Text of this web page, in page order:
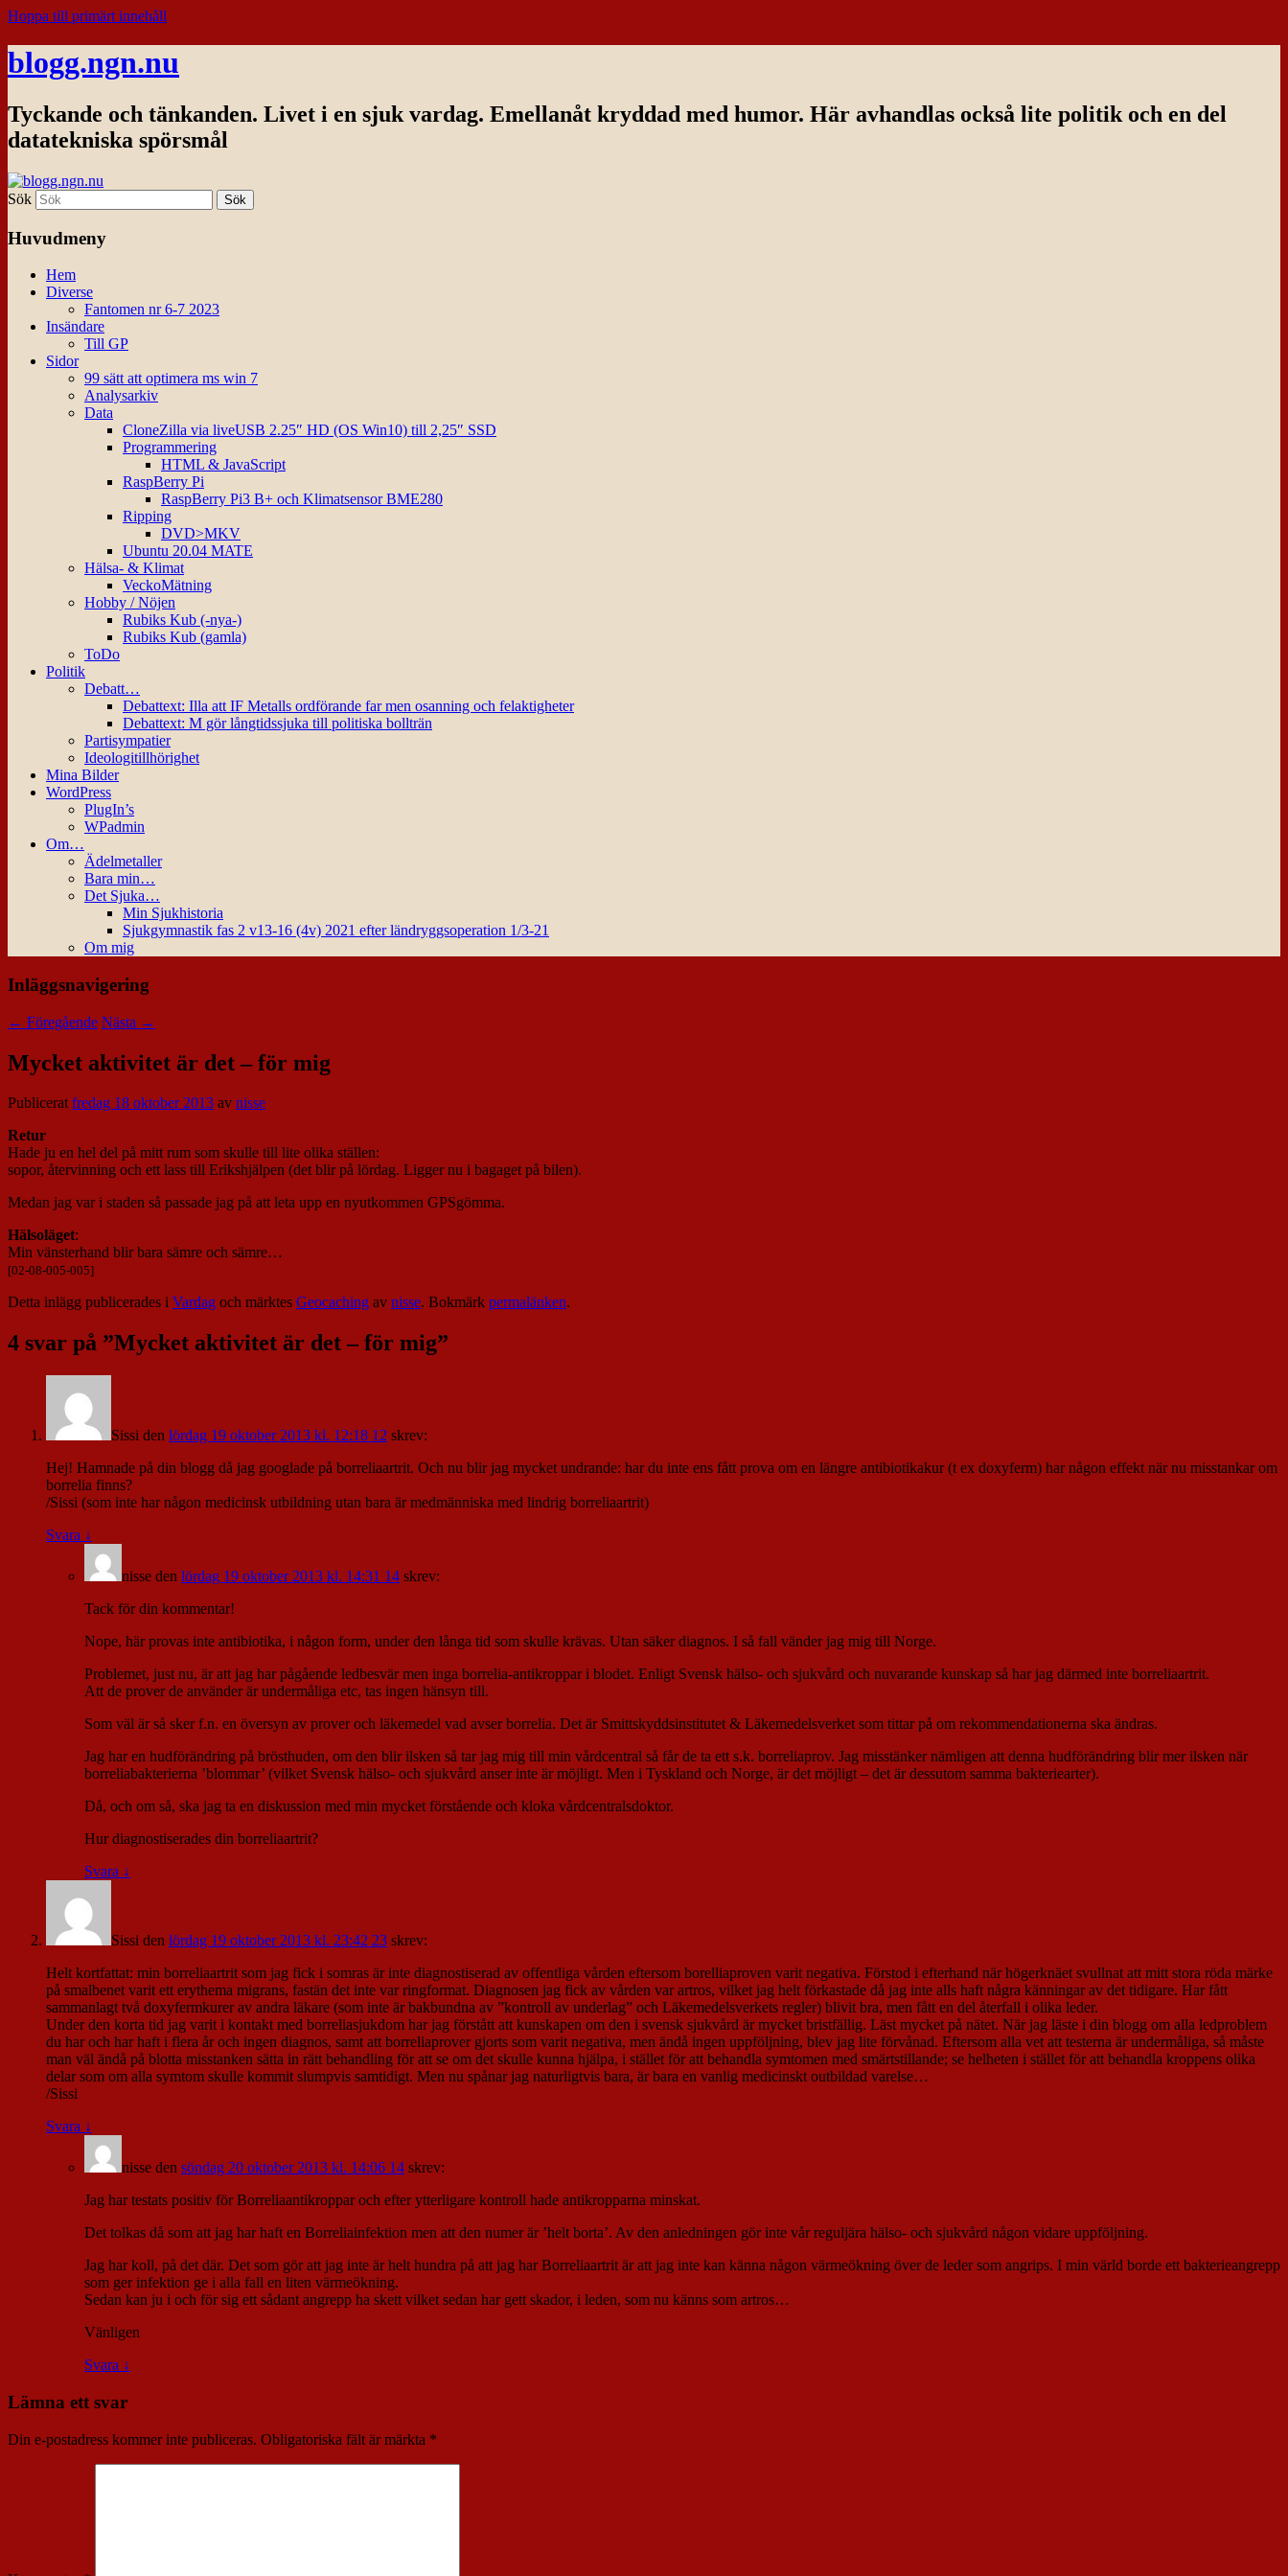
Hoppa till primärt innehåll
blogg.ngn.nu
Tyckande och tänkanden. Livet i en sjuk vardag. Emellanåt kryddad med humor. Här avhandlas också lite politik och en del
datatekniska spörsmål
Sök
Huvudmeny
Hem
Diverse
Fantomen nr 6-7 2023
Insändare
Till GP
Sidor
99 sätt att optimera ms win 7
Analysarkiv
Data
CloneZilla via liveUSB 2.25″ HD (OS Win10) till 2,25″ SSD
Programmering
HTML & JavaScript
RaspBerry Pi
RaspBerry Pi3 B+ och Klimatsensor BME280
Ripping
DVD>MKV
Ubuntu 20.04 MATE
Hälsa- & Klimat
VeckoMätning
Hobby / Nöjen
Rubiks Kub (-nya-)
Rubiks Kub (gamla)
ToDo
Politik
Debatt…
Debattext: Illa att IF Metalls ordförande far men osanning och felaktigheter
Debattext: M gör långtidssjuka till politiska bollträn
Partisympatier
Ideologitillhörighet
Mina Bilder
WordPress
PlugIn’s
WPadmin
Om…
Ädelmetaller
Bara min…
Det Sjuka…
Min Sjukhistoria
Sjukgymnastik fas 2 v13-16 (4v) 2021 efter ländryggsoperation 1/3-21
Om mig
Inläggsnavigering
← Föregående Nästa →
Mycket aktivitet är det – för mig
Publiceratfredag 18 oktober 2013 av nisse
Retur
Hade ju en hel del på mitt rum som skulle till lite olika ställen:
sopor, återvinning och ett lass till Erikshjälpen (det blir på lördag. Ligger nu i bagaget på bilen).
Medan jag var i staden så passade jag på att leta upp en nyutkommen GPSgömma.
Hälsoläget:
Min vänsterhand blir bara sämre och sämre…
[02-08-005-005]
Detta inlägg publicerades i Vardag och märktes Geocaching av nisse. Bokmärk permalänken.
4 svar på ”Mycket aktivitet är det – för mig”
Sissi den lördag 19 oktober 2013 kl. 12:18 12 skrev:
Hej! Hamnade på din blogg då jag googlade på borreliaartrit. Och nu blir jag mycket undrande: har du inte ens fått prova om en längre antibiotikakur (t ex doxyferm) har någon effekt när nu misstankar om
borrelia finns?
/Sissi (som inte har någon medicinsk utbildning utan bara är medmänniska med lindrig borreliaartrit)
Svara ↓
nisse den lördag 19 oktober 2013 kl. 14:31 14 skrev:
Tack för din kommentar!
Nope, här provas inte antibiotika, i någon form, under den långa tid som skulle krävas. Utan säker diagnos. I så fall vänder jag mig till Norge.
Problemet, just nu, är att jag har pågående ledbesvär men inga borrelia-antikroppar i blodet. Enligt Svensk hälso- och sjukvård och nuvarande kunskap så har jag därmed inte borreliaartrit.
Att de prover de använder är undermåliga etc, tas ingen hänsyn till.
Som väl är så sker f.n. en översyn av prover och läkemedel vad avser borrelia. Det är Smittskyddsinstitutet & Läkemedelsverket som tittar på om rekommendationerna ska ändras.
Jag har en hudförändring på brösthuden, om den blir ilsken så tar jag mig till min vårdcentral så får de ta ett s.k. borreliaprov. Jag misstänker nämligen att denna hudförändring blir mer ilsken när
borreliabakterierna ’blommar’ (vilket Svensk hälso- och sjukvård anser inte är möjligt. Men i Tyskland och Norge, är det möjligt – det är dessutom samma bakteriearter).
Då, och om så, ska jag ta en diskussion med min mycket förstående och kloka vårdcentralsdoktor.
Hur diagnostiserades din borreliaartrit?
Svara ↓
Sissi den lördag 19 oktober 2013 kl. 23:42 23 skrev:
Helt kortfattat: min borreliaartrit som jag fick i somras är inte diagnostiserad av offentliga vården eftersom borelliaproven varit negativa. Förstod i efterhand när högerknäet svullnat att mitt stora röda märke
på smalbenet varit ett erythema migrans, fastän det inte var ringformat. Diagnosen jag fick av vården var artros, vilket jag helt förkastade då jag inte alls haft några känningar av det tidigare. Har fått
sammanlagt två doxyfermkurer av andra läkare (som inte är bakbundna av ”kontroll av underlag” och Läkemedelsverkets regler) blivit bra, men fått en del återfall i olika leder.
Under den korta tid jag varit i kontakt med borreliasjukdom har jag förstått att kunskapen om den i svensk sjukvård är mycket bristfällig. Läst mycket på nätet. När jag läste i din blogg om alla ledproblem
du har och har haft i flera år och ingen diagnos, samt att borreliaprover gjorts som varit negativa, men ändå ingen uppföljning, blev jag lite förvånad. Eftersom alla vet att testerna är undermåliga, så måste
man väl ändå på blotta misstanken sätta in rätt behandling för att se om det skulle kunna hjälpa, i stället för att behandla symtomen med smärtstillande; se helheten i stället för att behandla kroppens olika
delar som om alla symtom skulle kommit slumpvis samtidigt. Men nu spånar jag naturligtvis bara, är bara en vanlig medicinskt outbildad varelse…
/Sissi
Svara ↓
nisse den söndag 20 oktober 2013 kl. 14:06 14 skrev:
Jag har testats positiv för Borreliaantikroppar och efter ytterligare kontroll hade antikropparna minskat.
Det tolkas då som att jag har haft en Borreliainfektion men att den numer är ’helt borta’. Av den anledningen gör inte vår reguljära hälso- och sjukvård någon vidare uppföljning.
Jag har koll, på det där. Det som gör att jag inte är helt hundra på att jag har Borreliaartrit är att jag inte kan känna någon värmeökning över de leder som angrips. I min värld borde ett bakterieangrepp
som ger infektion ge i alla fall en liten värmeökning.
Sedan kan ju i och för sig ett sådant angrepp ha skett vilket sedan har gett skador, i leden, som nu känns som artros…
Vänligen
Svara ↓
Lämna ett svar
Din e-postadress kommer inte publiceras. Obligatoriska fält är märkta *